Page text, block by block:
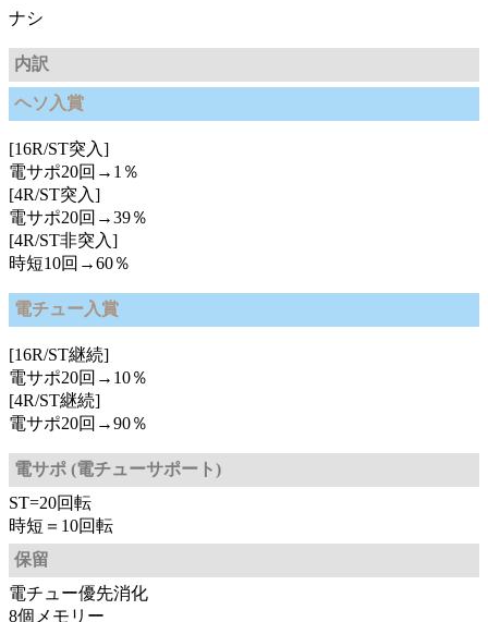
ナシ
内訳
ヘソ入賞
[16R/ST突入]
電サポ20回→1％
[4R/ST突入]
電サポ20回→39％
[4R/ST非突入]
時短10回→60％
電チュー入賞
[16R/ST継続]
電サポ20回→10％
[4R/ST継続]
電サポ20回→90％
電サポ (電チューサポート)
ST=20回転
時短＝10回転
保留
電チュー優先消化
8個メモリー